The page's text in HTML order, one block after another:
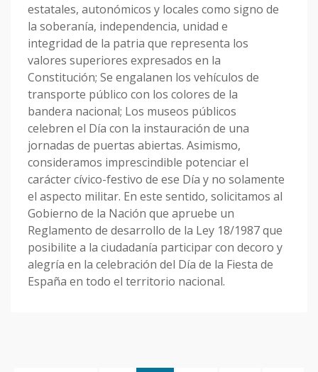
estatales, autonómicos y locales como signo de
la soberanía, independencia, unidad e
integridad de la patria que representa los
valores superiores expresados en la
Constitución; Se engalanen los vehículos de
transporte público con los colores de la
bandera nacional; Los museos públicos
celebren el Día con la instauración de una
jornadas de puertas abiertas. Asimismo,
consideramos imprescindible potenciar el
carácter cívico-festivo de ese Día y no solamente
el aspecto militar. En este sentido, solicitamos al
Gobierno de la Nación que apruebe un
Reglamento de desarrollo de la Ley 18/1987 que
posibilite a la ciudadanía participar con decoro y
alegría en la celebración del Día de la Fiesta de
España en todo el territorio nacional.